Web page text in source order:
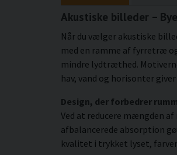
Akustiske billeder –
Når du vælger akustiske
med en ramme af fyrretræ
mindre lydtræthed.
hav, vand og horisonter
Design, der forbedrer
Ved at reducere mængden
afbalancerede absorption
kvalitet i trykket lyset,